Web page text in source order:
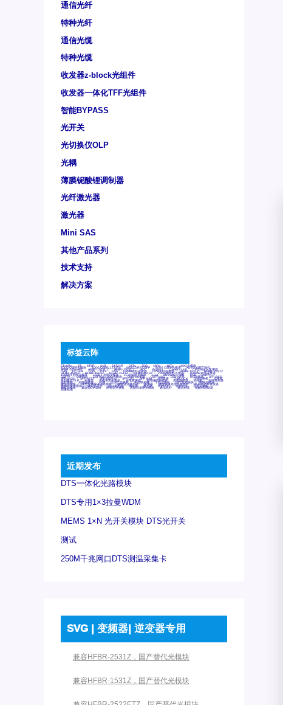
通信光纤
特种光纤
通信光缆
特种光缆
收发器z-block光组件
收发器一体化TFF光组件
智能BYPASS
光开关
光切换仪OLP
光耦
薄膜铌酸锂调制器
光纤激光器
激光器
Mini SAS
其他产品系列
技术支持
解决方案
标签云阵
6Tx6Rx 8T 8T8R 24R 24T24R 24Tx 25G 48Rx 48Tx 100G光模块
400G OSFP光模块 400G QSFP112 DR4 800G DR8 OSFP 800G OSFP光模块 AD7606国产替代
AFBR-57B4APZ AFBR-1528CZ AFBR-2528CZ AOC Bypass Camera Link CWDM波分复用器
DAS DC~4M DSS DTS DVS GYMB光纤连接器 GYM光纤连接器 HFBR-1531Z HFBR-2531Z
HFBR-4501Z HFBR-4503Z HFBR-4511Z HFBR-4513Z J599A6光纤连接器 J599A8光电连接器
J599MT光纤连接器 J599Ⅰ光电连接器 LC超短型光模块 LGA Mini SAS MT POB QSFP
QSFP+ QSFP28 QSFP28 100G光模块 QSFP28笼座 QSFP 40G QSFP笼座 RP连接器 SFF-8431
SFF-8436 SFF-8472 SFF-8654 4i SFP 10G SFP MSA SFP笼座 Z-BLOCK 万兆交换机 交换机
光切换仪OLP 光开关 光模块笼子座子 光电探测器 光电编码器模块 光电连接器 光端机 光纤激光器
光纤跳线 光纤连接器 光耦 全国产交换机 军品级光耦 千兆交换机 国产化光模块 射频光模块
微型光模块 微型可插拔BGA光模块 微型波分复用器 探测器 收发模块光学引擎组件 机架式光纤收发器
模拟光发射模块 模拟光器件 波分复用器 测试版 激光器 特种光纤 特种光缆 百兆交换机
相机光模块 紧凑型DWDM 网管型交换机 表贴式单路光模块 通信光纤 通信光缆 铌酸锂调制器
高速线缆
近期发布
DTS一体化光路模块
DTS专用1×3拉曼WDM
MEMS 1×N 光开关模块 DTS光开关
测试
250M千兆网口DTS测温采集卡
SVG | 变频器| 逆变器专用
兼容HFBR-2531Z，国产替代光模块
兼容HFBR-1531Z，国产替代光模块